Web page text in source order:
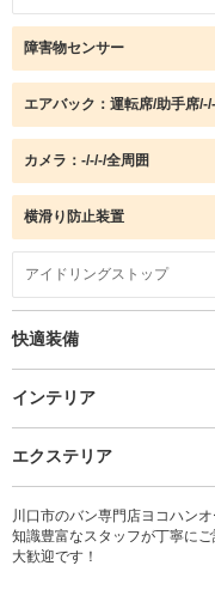
障害物センサー
エアバック：運転席/助手席/-/-
カメラ：-/-/-/全周囲
横滑り防止装置
アイドリングストップ
快適装備
インテリア
エクステリア
川口市のバン専門店ヨコハン
知識豊富なスタッフが丁寧に
大歓迎です！